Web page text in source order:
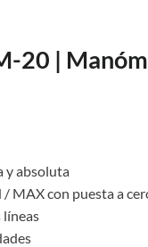
20 |
y absoluta
/ MAX con puesta a
líneas